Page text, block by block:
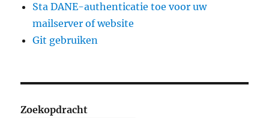
Sta DANE-authenticatie toe voor uw
mailserver of website
Git gebruiken
Zoekopdracht